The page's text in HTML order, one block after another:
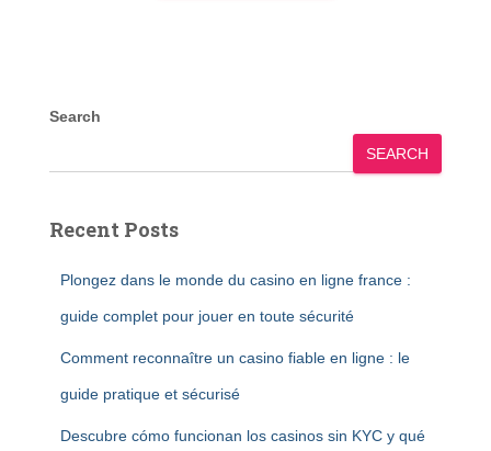
Search
SEARCH
Recent Posts
Plongez dans le monde du casino en ligne france :
guide complet pour jouer en toute sécurité
Comment reconnaître un casino fiable en ligne : le
guide pratique et sécurisé
Descubre cómo funcionan los casinos sin KYC y qué